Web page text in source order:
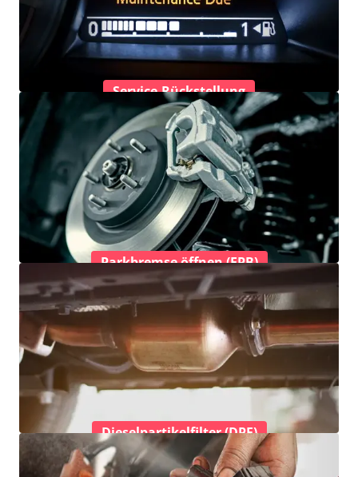
Service-Rückstellung
Parkbremse öffnen (EPB)
Dieselpartikelfilter (DPF)